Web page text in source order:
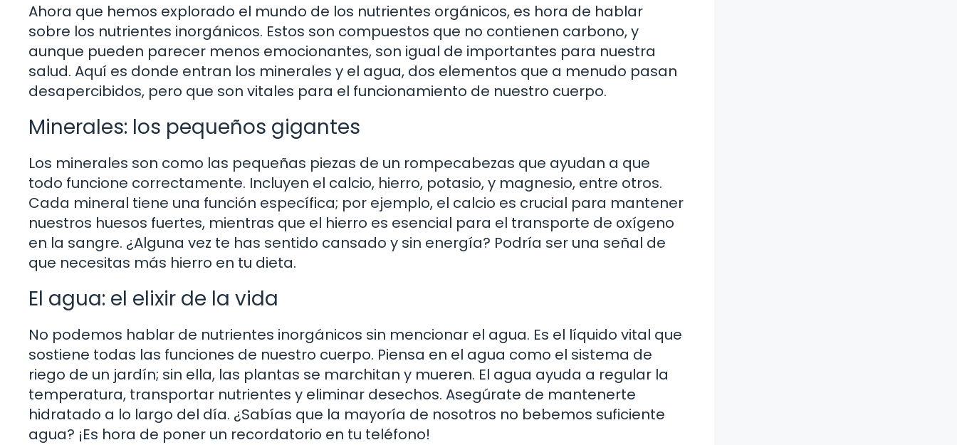
Ahora que hemos explorado el mundo de los nutrientes orgánicos, es hora de hablar
sobre los nutrientes inorgánicos. Estos son compuestos que no contienen carbono, y
aunque pueden parecer menos emocionantes, son igual de importantes para nuestra
salud. Aquí es donde entran los minerales y el agua, dos elementos que a menudo pasan
desapercibidos, pero que son vitales para el funcionamiento de nuestro cuerpo.
Minerales: los pequeños gigantes
Los minerales son como las pequeñas piezas de un rompecabezas que ayudan a que
todo funcione correctamente. Incluyen el calcio, hierro, potasio, y magnesio, entre otros.
Cada mineral tiene una función específica; por ejemplo, el calcio es crucial para mantener
nuestros huesos fuertes, mientras que el hierro es esencial para el transporte de oxígeno
en la sangre. ¿Alguna vez te has sentido cansado y sin energía? Podría ser una señal de
que necesitas más hierro en tu dieta.
El agua: el elixir de la vida
No podemos hablar de nutrientes inorgánicos sin mencionar el agua. Es el líquido vital que
sostiene todas las funciones de nuestro cuerpo. Piensa en el agua como el sistema de
riego de un jardín; sin ella, las plantas se marchitan y mueren. El agua ayuda a regular la
temperatura, transportar nutrientes y eliminar desechos. Asegúrate de mantenerte
hidratado a lo largo del día. ¿Sabías que la mayoría de nosotros no bebemos suficiente
agua? ¡Es hora de poner un recordatorio en tu teléfono!